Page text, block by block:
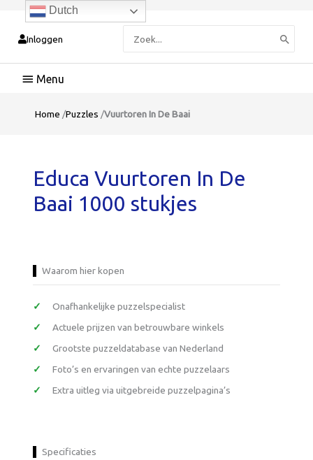
Inloggen
naar:
Hoofdmenu
Home /Puzzles /Vuurtoren In De Baai
Educa Vuurtoren In De
Baai 1000 stukjes
Waarom hier kopen
Onafhankelijke puzzelspecialist
Actuele prijzen van betrouwbare winkels
Grootste puzzeldatabase van Nederland
Foto’s en ervaringen van echte puzzelaars
Extra uitleg via uitgebreide puzzelpagina’s
Specificaties
Dutch